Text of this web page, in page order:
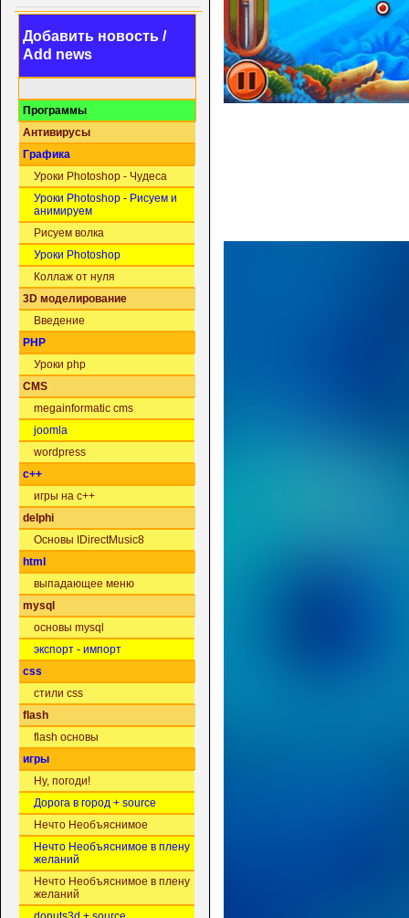
Добавить новость /
Add news
Программы
Антивирусы
Графика
Уроки Photoshop - Чудеса
Уроки Photoshop - Рисуем и
анимируем
Рисуем волка
Уроки Photoshop
Коллаж от нуля
3D моделирование
Введение
PHP
Уроки php
CMS
megainformatic cms
joomla
wordpress
c++
игры на c++
delphi
Основы IDirectMusic8
html
выпадающее меню
mysql
основы mysql
экспорт - импорт
css
стили css
flash
flash основы
игры
Ну, погоди!
Дорога в город + source
Нечто Необъяснимое
Нечто Необъяснимое в плену
желаний
Нечто Необъяснимое в плену
желаний